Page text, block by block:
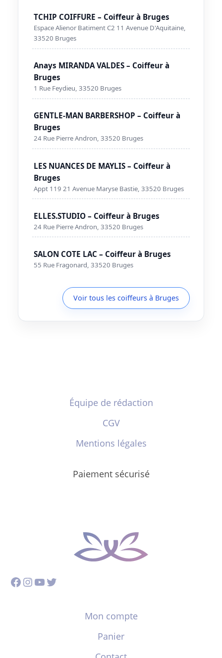
TCHIP COIFFURE – Coiffeur à Bruges
Espace Alienor Batiment C2 11 Avenue D'Aquitaine,
33520 Bruges
Anays MIRANDA VALDES – Coiffeur à
Bruges
1 Rue Feydieu, 33520 Bruges
GENTLE-MAN BARBERSHOP – Coiffeur à
Bruges
24 Rue Pierre Andron, 33520 Bruges
LES NUANCES DE MAYLIS – Coiffeur à
Bruges
Appt 119 21 Avenue Maryse Bastie, 33520 Bruges
ELLES.STUDIO – Coiffeur à Bruges
24 Rue Pierre Andron, 33520 Bruges
SALON COTE LAC – Coiffeur à Bruges
55 Rue Fragonard, 33520 Bruges
Voir tous les coiffeurs à Bruges
Équipe de rédaction
CGV
Mentions légales
Paiement sécurisé
Facebook
Instagram
YouTube
Twitter
Mon compte
Panier